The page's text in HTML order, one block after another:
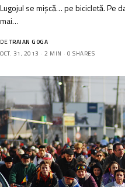
Lugojul se mişcă… pe bicicletă. Pe
mai…
DE TRAIAN GOGA
OCT. 31, 2013
2 MIN 0 SHARES